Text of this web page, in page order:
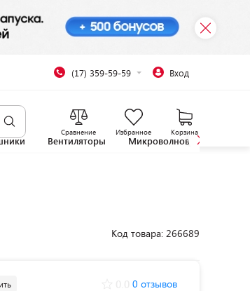
(17) 359-59-59 Вход
Сравнение Избранное Корзина
Вентиляторы Микроволновые печи
Код товара: 266689
0 отзывов